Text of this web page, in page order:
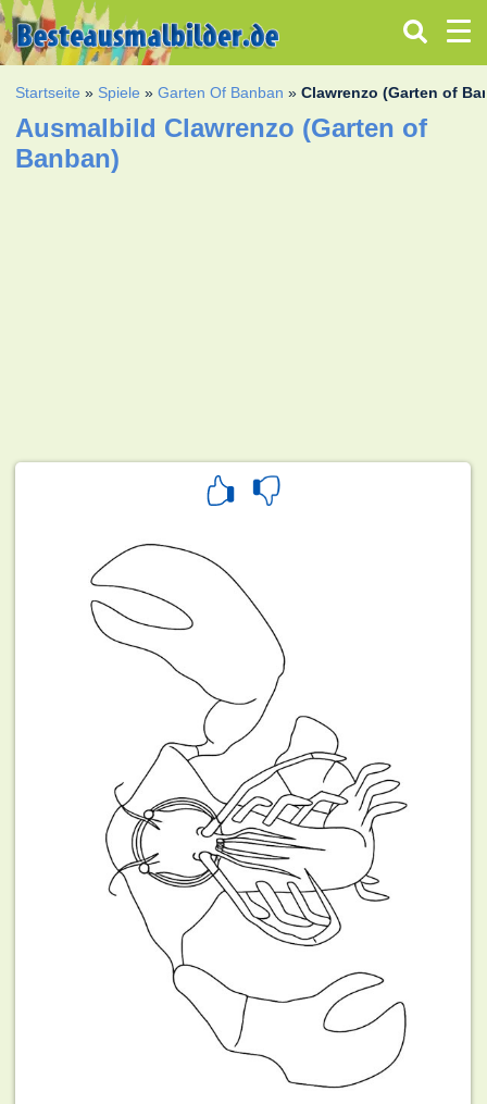
Startseite » Spiele »Garten Of Banban »Clawrenzo (Garten of
Ausmalbild Clawrenzo (Garten of
Banban)